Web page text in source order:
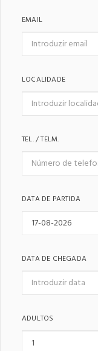
EMAIL
LOCALIDADE
TEL. / TELM.
DATA DE PARTIDA
DATA DE CHEGADA
ADULTOS